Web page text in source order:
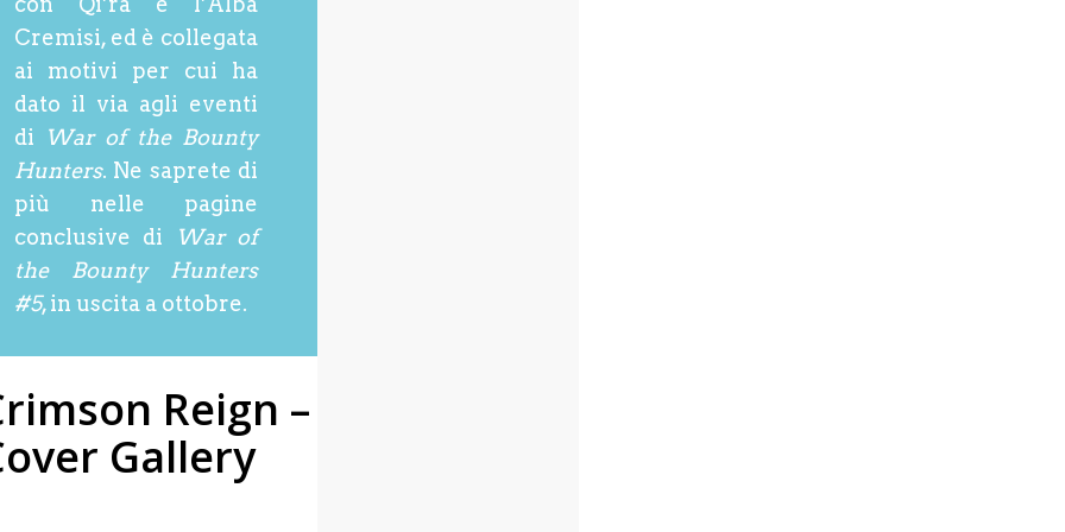
Cremisi, ed è collegata
ai motivi per cui ha
dato il via agli eventi
di
War of the Bounty
Hunters. Ne saprete di
più nelle pagine
conclusive di
War of
the Bounty Hunters
#5, in uscita a ottobre.
Reign –
Gallery